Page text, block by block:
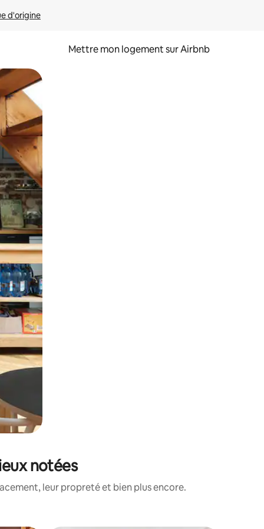
d'origine
Mettre mon logement sur Airbnb
glisser.
notées
leur propreté et bien plus encore.